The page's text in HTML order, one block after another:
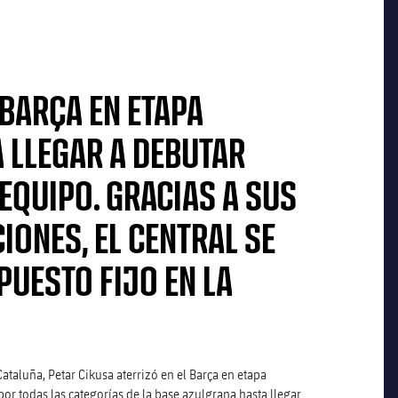
EN ETAPA
A DEBUTAR
GRACIAS A SUS
EL CENTRAL SE
FIJO EN LA
Petar Cikusa aterrizó en el Barça en etapa
todas las categorías de la base azulgrana hasta llegar